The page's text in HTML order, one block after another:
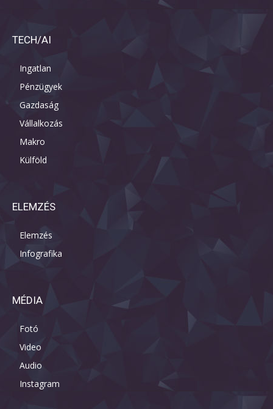
TECH/AI
Ingatlan
Pénzügyek
Gazdaság
Vállalkozás
Makro
Külföld
ELEMZÉS
Elemzés
Infografika
MÉDIA
Fotó
Video
Audio
Instagram